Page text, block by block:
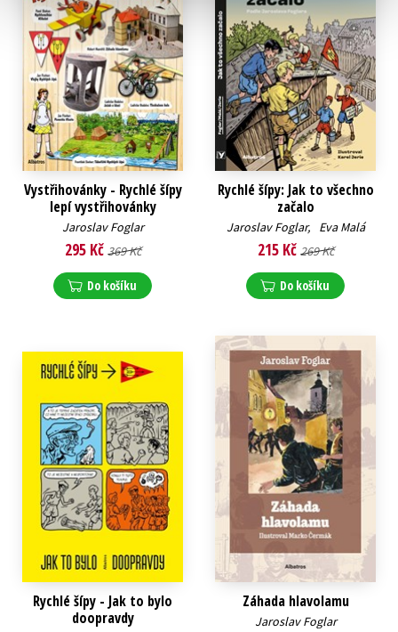
Vystřihovánky - Rychlé šípy
lepí vystřihovánky
Jaroslav Foglar
295 Kč 369 Kč
Do košíku
Rychlé šípy: Jak to všechno
začalo
Jaroslav Foglar, Eva Malá
215 Kč 269 Kč
Do košíku
Rychlé šípy - Jak to bylo
doopravdy
Záhada hlavolamu
Jaroslav Foglar